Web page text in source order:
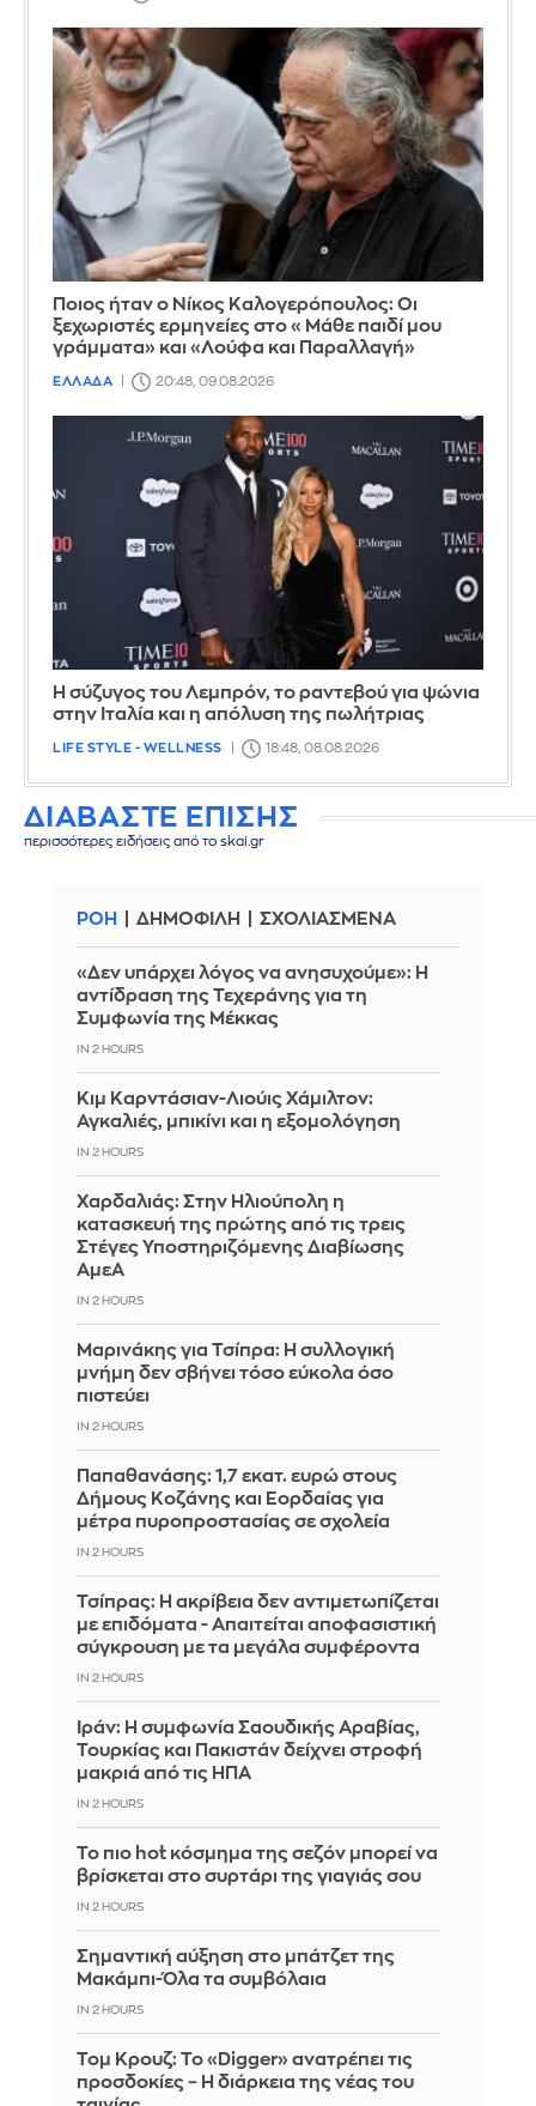
Ποιος ήταν ο Νίκος Καλογερόπουλος: Οι
ξεχωριστές ερμηνείες στο «Μάθε παιδί μου
γράμματα» και «Λούφα και Παραλλαγή»
ΕΛΛΑΔΑ 20:48, 09.08.2026
Η σύζυγος του Λεμπρόν, το ραντεβού για ψώνια
στην Ιταλία και η απόλυση της πωλήτριας
LIFE STYLE - WELLNESS 18:48, 08.08.2026
ΔΙΑΒΑΣΤΕ ΕΠΙΣΗΣ
περισσότερες ειδήσεις από το skai.gr
ΡΟΗ ΔΗΜΟΦΙΛΗ ΣΧΟΛΙΑΣΜΕΝΑ
«Δεν υπάρχει λόγος να ανησυχούμε»: Η
αντίδραση της Τεχεράνης για τη
Συμφωνία της Μέκκας
IN 2 HOURS
Κιμ Καρντάσιαν-Λιούις Χάμιλτον:
Αγκαλιές, μπικίνι και η εξομολόγηση
IN 2 HOURS
Χαρδαλιάς: Στην Ηλιούπολη η
κατασκευή της πρώτης από τις τρεις
Στέγες Υποστηριζόμενης Διαβίωσης
ΑμεΑ
IN 2 HOURS
Μαρινάκης για Τσίπρα: Η συλλογική
μνήμη δεν σβήνει τόσο εύκολα όσο
πιστεύει
IN 2 HOURS
Παπαθανάσης: 1,7 εκατ. ευρώ στους
Δήμους Κοζάνης και Εορδαίας για
μέτρα πυροπροστασίας σε σχολεία
IN 2 HOURS
Τσίπρας: Η ακρίβεια δεν αντιμετωπίζεται
με επιδόματα - Απαιτείται αποφασιστική
σύγκρουση με τα μεγάλα συμφέροντα
IN 2 HOURS
Ιράν: Η συμφωνία Σαουδικής Αραβίας,
Τουρκίας και Πακιστάν δείχνει στροφή
μακριά από τις ΗΠΑ
IN 2 HOURS
Το πιο hot κόσμημα της σεζόν μπορεί να
βρίσκεται στο συρτάρι της γιαγιάς σου
IN 2 HOURS
Σημαντική αύξηση στο μπάτζετ της
Μακάμπι-Όλα τα συμβόλαια
IN 2 HOURS
Τομ Κρουζ: Το «Digger» ανατρέπει τις
προσδοκίες – Η διάρκεια της νέας του